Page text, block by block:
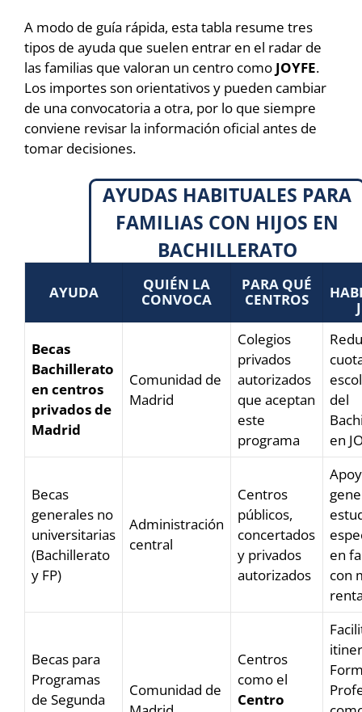
A modo de guía rápida, esta tabla resume tres
tipos de ayuda que suelen entrar en el radar de
las familias que valoran un centro como JOYFE.
Los importes son orientativos y pueden cambiar
de una convocatoria a otra, por lo que siempre
conviene revisar la información oficial antes de
tomar decisiones.
AYUDAS HABITUALES PARA
FAMILIAS CON HIJOS EN
BACHILLERATO
AYUDA
QUIÉN LA
CONVOCA
PARA QUÉ
CENTROS
Becas
Bachillerato
en centros
privados de
Madrid
Comunidad de
Madrid
Colegios
privados
autorizados
que aceptan
este
programa
del
en
Becas
generales no
universitarias
(Bachillerato
y FP)
Administración
central
Centros
públicos,
concertados
y privados
autorizados
en
con
Becas para
Programas
de Segunda
Comunidad de
Centros
como el
Centro